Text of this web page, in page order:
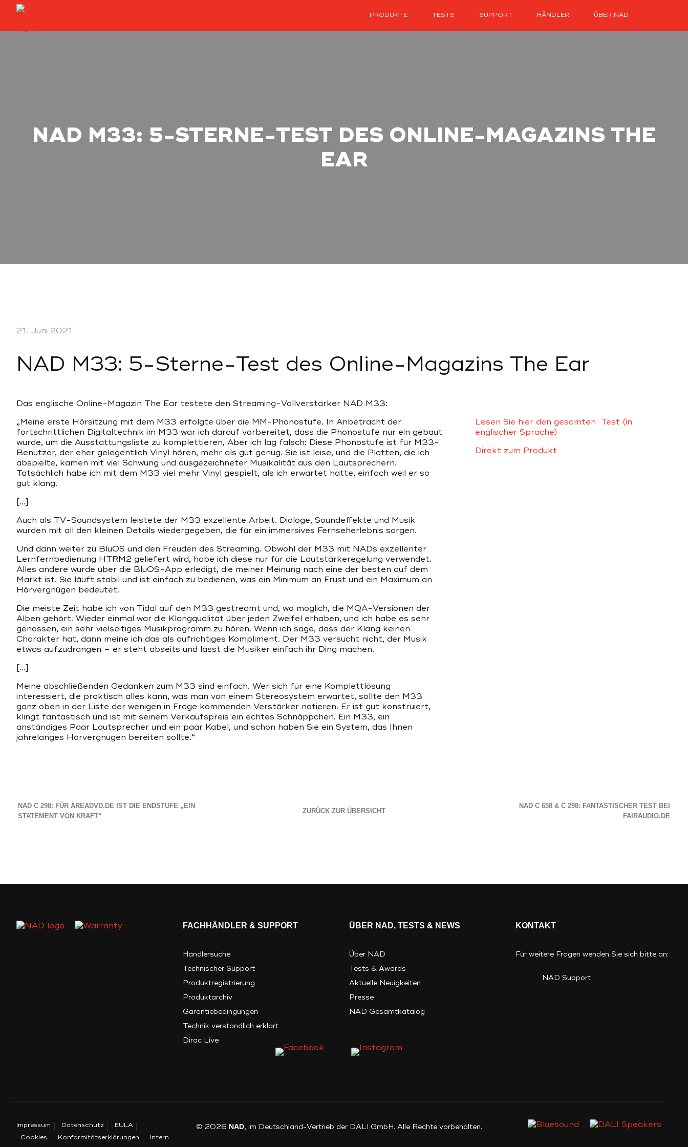
PRODUKTE TESTS SUPPORT HÄNDLER ÜBER NAD
NAD M33: 5-STERNE-TEST DES ONLINE-MAGAZINS THE
EAR
21. Juni 2021
NAD M33: 5-Sterne-Test des Online-Magazins The Ear
Das englische Online-Magazin The Ear testete den Streaming-Vollverstärker NAD M33:
„Meine erste Hörsitzung mit dem M33 erfolgte über die MM-Phonostufe. In Anbetracht der
fortschrittlichen Digitaltechnik im M33 war ich darauf vorbereitet, dass die Phonostufe nur ein gebaut
wurde, um die Ausstattungsliste zu komplettieren, Aber ich lag falsch: Diese Phonostufe ist für M33-
Benutzer, der eher gelegentlich Vinyl hören, mehr als gut genug. Sie ist leise, und die Platten, die ich
abspielte, kamen mit viel Schwung und ausgezeichneter Musikalität aus den Lautsprechern.
Tatsächlich habe ich mit dem M33 viel mehr Vinyl gespielt, als ich erwartet hatte, einfach weil er so
gut klang.
[…]
Auch als TV-Soundsystem leistete der M33 exzellente Arbeit. Dialoge, Soundeffekte und Musik
wurden mit all den kleinen Details wiedergegeben, die für ein immersives Fernseherlebnis sorgen.
Und dann weiter zu BluOS und den Freuden des Streaming. Obwohl der M33 mit NADs exzellenter
Lernfernbedienung HTRM2 geliefert wird, habe ich diese nur für die Lautstärkeregelung verwendet.
Alles andere wurde über die BluOS-App erledigt, die meiner Meinung nach eine der besten auf dem
Markt ist. Sie läuft stabil und ist einfach zu bedienen, was ein Minimum an Frust und ein Maximum an
Hörvergnügen bedeutet.
Die meiste Zeit habe ich von Tidal auf den M33 gestreamt und, wo möglich, die MQA-Versionen der
Alben gehört. Wieder einmal war die Klangqualität über jeden Zweifel erhaben, und ich habe es sehr
genossen, ein sehr vielseitiges Musikprogramm zu hören. Wenn ich sage, dass der Klang keinen
Charakter hat, dann meine ich das als aufrichtiges Kompliment. Der M33 versucht nicht, der Musik
etwas aufzudrängen – er steht abseits und lässt die Musiker einfach ihr Ding machen.
[…]
Meine abschließenden Gedanken zum M33 sind einfach. Wer sich für eine Komplettlösung
interessiert, die praktisch alles kann, was man von einem Stereosystem erwartet, sollte den M33
ganz oben in der Liste der wenigen in Frage kommenden Verstärker notieren. Er ist gut konstruiert,
klingt fantastisch und ist mit seinem Verkaufspreis ein echtes Schnäppchen. Ein M33, ein
anständiges Paar Lautsprecher und ein paar Kabel, und schon haben Sie ein System, das Ihnen
jahrelanges Hörvergnügen bereiten sollte.“
Lesen Sie hier den gesamten Test (in
englischer Sprache)
Direkt zum Produkt
NAD C 298: FÜR AREADVD.DE IST DIE ENDSTUFE „EIN
STATEMENT VON KRAFT“
ZURÜCK ZUR ÜBERSICHT
NAD C 658 & C 298: FANTASTISCHER TEST BEI
FAIRAUDIO.DE
FACHHÄNDLER & SUPPORT
Händlersuche
Technischer Support
Produktregistrierung
Produktarchiv
Garantiebedingungen
Technik verständlich erklärt
Dirac Live
ÜBER NAD, TESTS & NEWS
Über NAD
Tests & Awards
Aktuelle Neuigkeiten
Presse
NAD Gesamtkatalog
KONTAKT
Für weitere Fragen wenden Sie sich bitte an:
NAD Support
Impressum Datenschutz
EULA
Cookies
Konformitätserklärungen Intern
© 2026 NAD, im Deutschland-Vertrieb der DALI GmbH. Alle Rechte vorbehalten.